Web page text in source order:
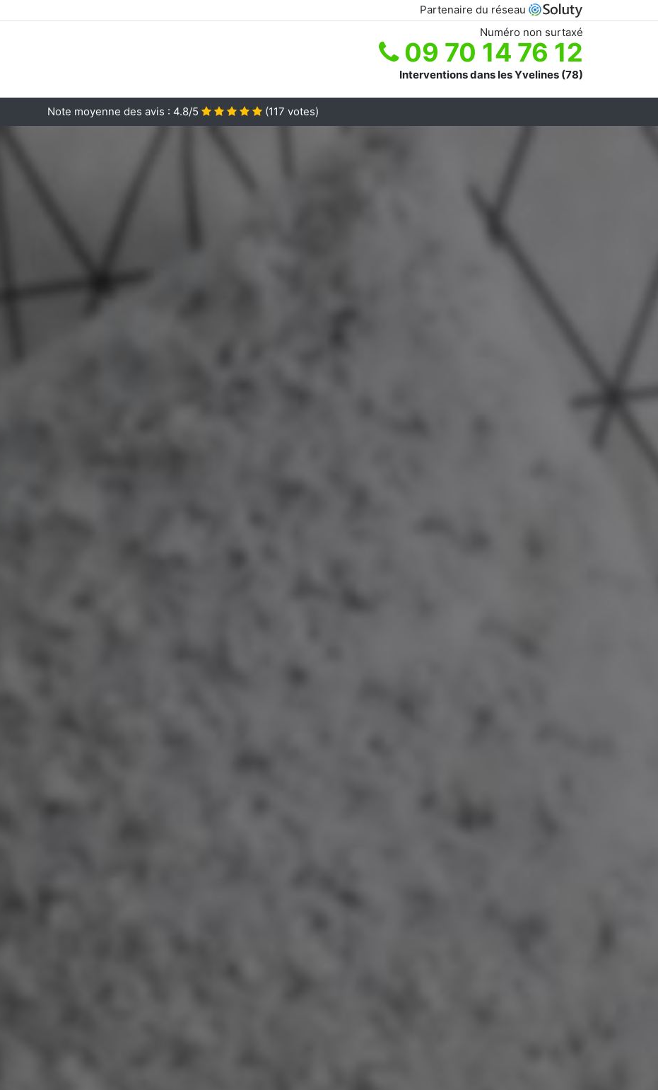
Partenaire du réseau
Numéro non surtaxé
09 70 14 76 12
Interventions dans les Yvelines (78)
Note moyenne des avis : 4.8/5 (117 votes)